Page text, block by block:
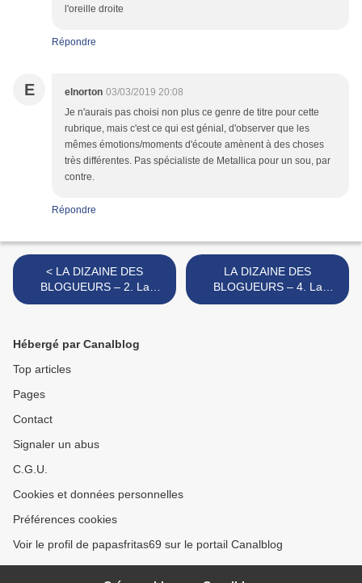
l'oreille droite
Répondre
E elnorton 03/03/2019 20:08
Je n'aurais pas choisi non plus ce genre de titre pour cette
rubrique, mais c'est ce qui est génial, d'observer que les
mêmes émotions/moments d'écoute amènent à des choses
très différentes. Pas spécialiste de Metallica pour un sou, par
contre.
Répondre
< LA DIZAINE DES
BLOGUEURS – 2. La
Chanson Des 15 Ans
LA DIZAINE DES
BLOGUEURS – 4. La
chanson Du Déclic Musical
Hébergé par Canalblog
Top articles
Pages
Contact
Signaler un abus
C.G.U.
Cookies et données personnelles
Préférences cookies
Voir le profil de papasfritas69 sur le portail Canalblog